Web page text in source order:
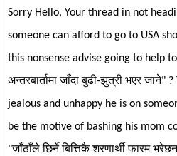
Sorry Hello, Your thread in not
someone can afford to go to USA
this nonsense advise going to help
अन्तरबार्तामा जाँदा बुढी-झुत्री भएर
jealous and unhappy he is on
be the motive of bashing his mom
"जाँठाँले छिर्ने बित्तिकै शरणार्थी फारम